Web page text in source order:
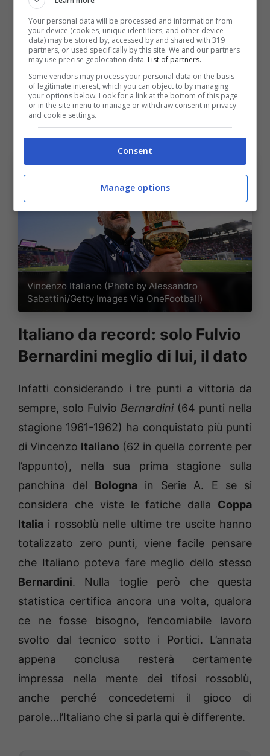
giornata. La stessa Europa poi conquistata
grazie alla vittoria dellaCoppa Italia, ma il
Bolognain ogni caso aveva totalizzato 62
punti. Un bottino, che gli ha permesso di
credere di poter arrivare in Champions quasi
fino all’ultima giornata, oltre a rappresentare
un record storico.
Vincenzo Italiano (Photo by Alessandro
Sabattini/Getty Images Via OneFootball)
Italiano da record: solo Fulvio
Bernardini meglio di lui, il dato
Infatti considerando i tre punti a vittoria da
sempre, solo Fulvio Bernardini(64 punti nella
stagione 1961-1962) ha conquistato più punti
di Vincenzo Italiano(62 in quella corrente per
l’appunto), nella sua prima stagione sulla
panchina del Bolognain Serie A. E se si
considera che viste le fatiche dalla Coppa
Italia i rossoblù nelle ultime tre uscite hanno
totalizzato zero punti, viene facile pensare
che Italiano poteva fare meglio dello stesso
Bernardini. Nulla toglie però che questa
statistica certifica ancora una volta, qualora
ce ne fosse bisogno, l’encomiabile lavoro
svolto dal tecnico sotto i Portici. L’annata
appena conclusa resterà certamente
impressa nella mente dei tifosi rossoblù,
anche perché concedetemi il gioco di
parole…l’Italiano che si parla qui è differente.
Your personal data will be processed and information from
your device (cookies, unique identifiers, and other device
data) may be stored by, accessed by and shared with 319
partners, or used specifically by this site. We and our partners
may use precise geolocation data. List of partners.
Some vendors may process your personal data on the basis
of legitimate interest, which you can object to by managing
your options below. Look for a link at the bottom of this page
or in the site menu to manage or withdraw consent in privacy
and cookie settings.
Consent
Manage options